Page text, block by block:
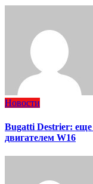
Новости
Bugatti Destrier: еще
двигателем W16